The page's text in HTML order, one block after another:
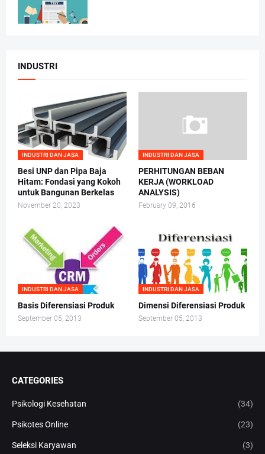
INDUSTRI
INDUSTRI DAN JASA
Besi UNP dan Pipa Baja
Hitam: Fondasi yang Kokoh
untuk Bangunan Berkelas
November 20, 2023
INDUSTRI DAN JASA
PERHITUNGAN BEBAN
KERJA (WORKLOAD
ANALYSIS)
February 09, 2016
INDUSTRI DAN JASA
Basis Diferensiasi Produk
September 05, 2013
INDUSTRI DAN JASA
Dimensi Diferensiasi Produk
September 05, 2013
CATEGORIES
Psikologi Kesehatan (34)
Psikotes Online (23)
Seleksi Karyawan (3)